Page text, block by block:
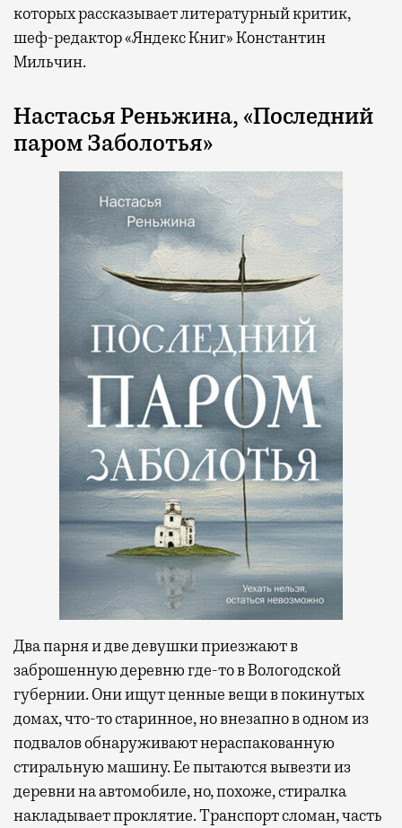
которых рассказывает литературный критик,
шеф-редактор «Яндекс Книг» Константин
Мильчин.
Настасья Реньжина, «Последний
паром Заболотья»
Два парня и две девушки приезжают в
заброшенную деревню где-то в Вологодской
губернии. Они ищут ценные вещи в покинутых
домах, что-то старинное, но внезапно в одном из
подвалов обнаруживают нераспакованную
стиральную машину. Ее пытаются вывезти из
деревни на автомобиле, но, похоже, стиралка
накладывает проклятие. Транспорт сломан, часть